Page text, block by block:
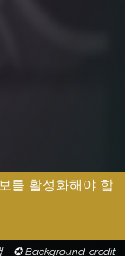
✪ Background-credit
를 활성화해야 합